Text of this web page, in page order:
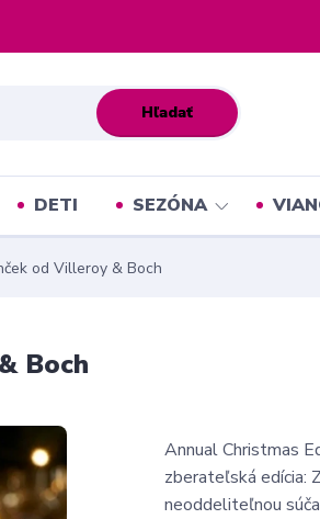
Hľadať
DETI SEZÓNA
od Villeroy & Boch
Boch
Annual Christmas
zberateľská edícia:
neoddeliteľnou